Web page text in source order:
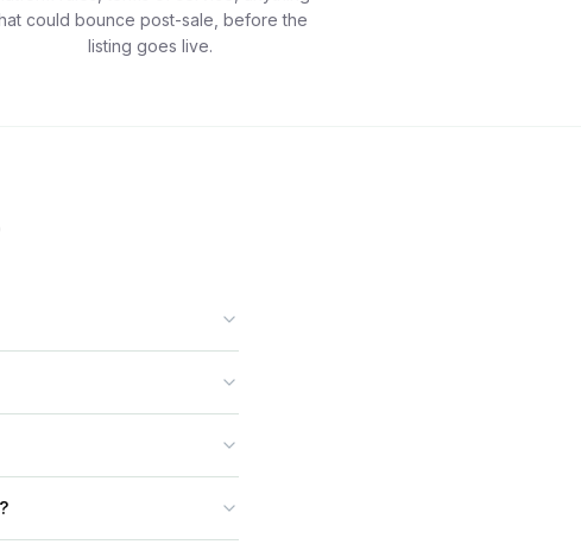
could bounce post-sale, before the
listing goes live.